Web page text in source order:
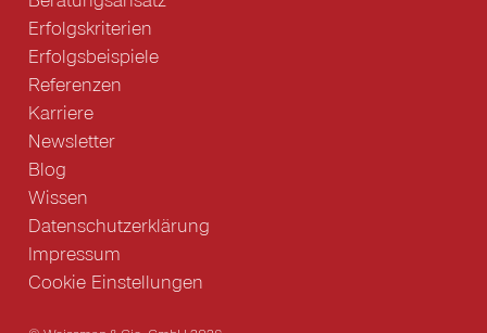
Erfolgskriterien
Erfolgsbeispiele
Referenzen
Karriere
Newsletter
Blog
Wissen
Datenschutzerklärung
Impressum
Cookie Einstellungen